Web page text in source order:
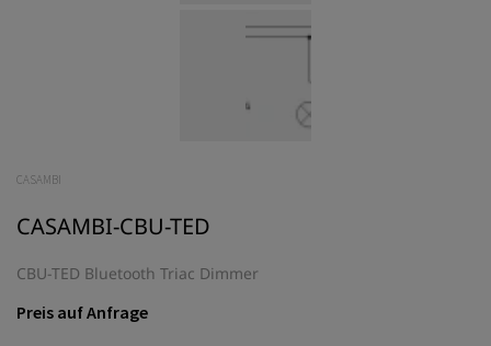
CASAMBI
CASAMBI-CBU-TED
CBU-TED Bluetooth Triac Dimmer
Preis auf Anfrage